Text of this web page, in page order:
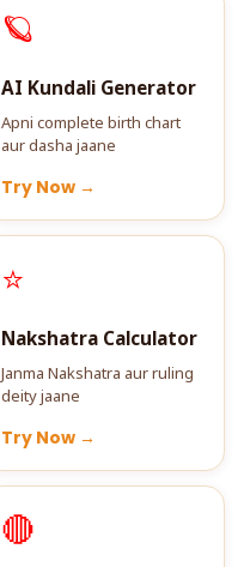
🪐
AI Kundali Generator
Apni complete birth chart
aur dasha jaane
Try Now →
⭐
Nakshatra Calculator
Janma Nakshatra aur ruling
deity jaane
Try Now →
🔴